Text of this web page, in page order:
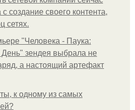
создание своего контента,
сетях.
"Человека - Паука:
зендея выбрала не
а настоящий артефакт
к одному из самых